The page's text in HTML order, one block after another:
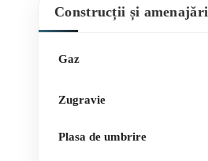
Construcții și amenajări
Gaz
Zugravie
Plasa de umbrire